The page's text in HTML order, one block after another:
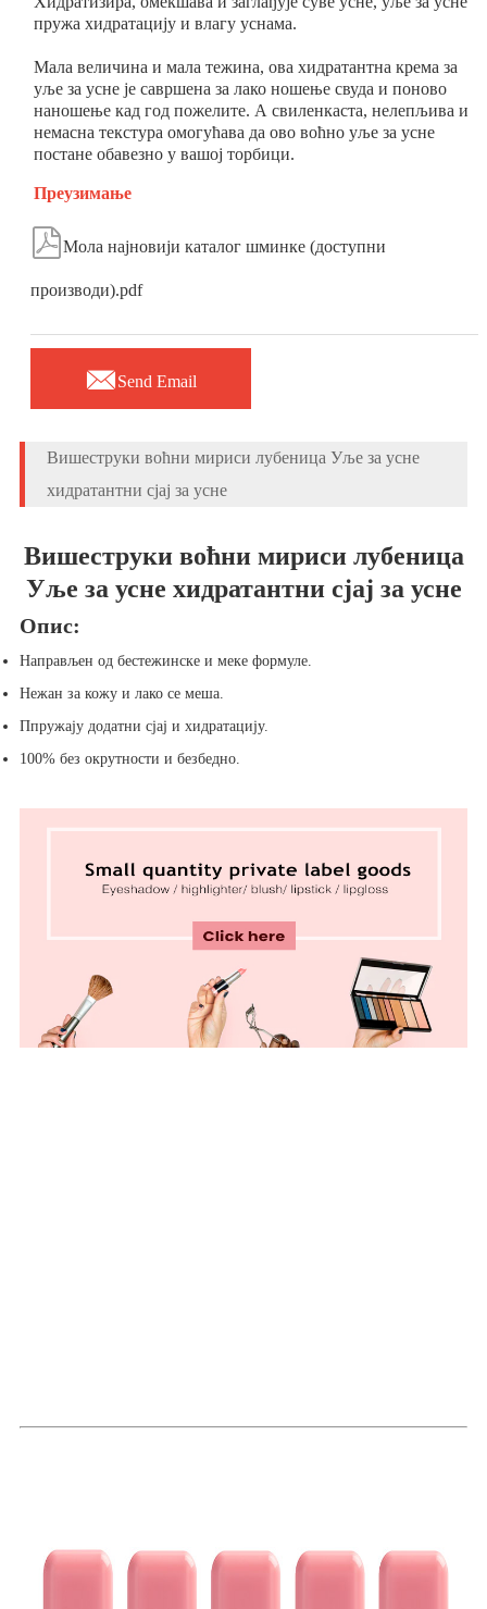
пружа хидратацију и влагу уснама.
Мала величина и мала тежина, ова хидратантна крема за
уље за усне је савршена за лако ношење свуда и поново
наношење кад год пожелите. А свиленкаста, нелепљива и
немасна текстура омогућава да ово воћно уље за усне
постане обавезно у вашој торбици.
Преузимање
Мола најновији каталог шминке (доступни
производи).pdf
Send Email
Вишеструки воћни мириси лубеница Уље за усне
хидратантни сјај за усне
Вишеструки воћни мириси лубеница
Уље за усне хидратантни сјај за усне
Опис:
Направљен од бестежинске и меке формуле.
Нежан за кожу и лако се меша.
Ппружају додатни сјај и хидратацију.
100% без окрутности и безбедно.